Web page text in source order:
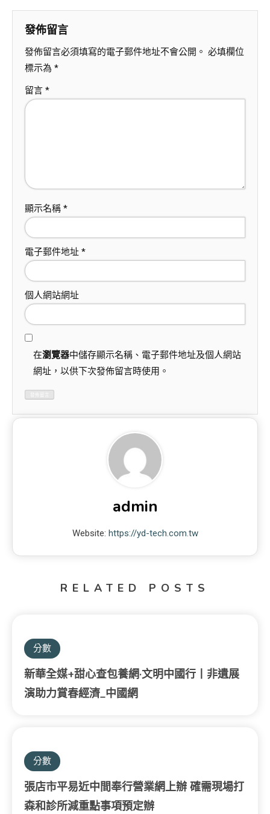
發佈留言
發佈留言必須填寫的電子郵件地址不會公開。 必填欄位
標示為 *
留言 *
顯示名稱 *
電子郵件地址 *
個人網站網址
在瀏覽器中儲存顯示名稱、電子郵件地址及個人網站
網址，以供下次發佈留言時使用。
admin
Website: https://yd-tech.com.tw
RELATED POSTS
分數
新華全媒+甜心查包養網·文明中國行丨非遺展
演助力賞春經濟_中國網
分數
張店市平易近中間奉行營業網上辦 確需現場打
森和診所減重點事項預定辦